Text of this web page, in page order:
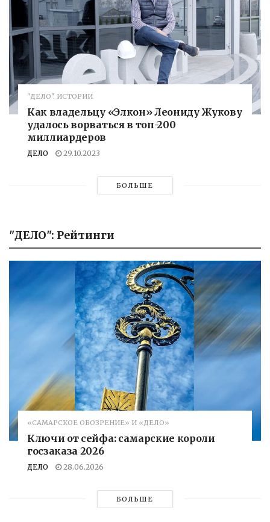
"ДЕЛО". ИСТОРИИ
Как владельцу «Элкон» Леониду Жукову
удалось ворваться в топ-200
миллиардеров
ДЕЛО 29.10.2023
БОЛЬШЕ
"ДЕЛО": Рейтинги
«САМАРСКОЕ ОБОЗРЕНИЕ» И «ДЕЛО»
Ключи от сейфа: самарские короли
госзаказа 2026
ДЕЛО 28.06.2026
БОЛЬШЕ